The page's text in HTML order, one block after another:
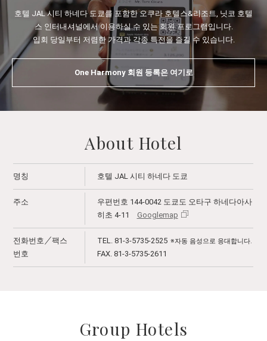
호텔 JAL 시티 하네다 도쿄를 포함한 오쿠라 호텔스&리조트, 닛코 호텔
스 인터내셔널에서 이용하실 수 있는 회원 프로그램입니다.
입회 당일부터 저렴한 가격과 각종 특전을 즐길 수 있습니다.
One Harmony 회원 등록은 여기로
About Hotel
명칭 호텔 JAL 시티 하네다 도쿄
주소
우편번호 144-0042 도쿄도 오타구 하네다아사
히초 4-11 Googlemap
전화번호／팩스
번호
TEL. 81-3-5735-2525 ※자동 음성으로 응대합니다.
FAX. 81-3-5735-2611
Group Hotels